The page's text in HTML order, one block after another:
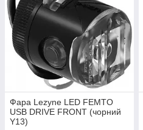
Фара Lezyne LED FEMTO
USB DRIVE FRONT (чорний
Y13)